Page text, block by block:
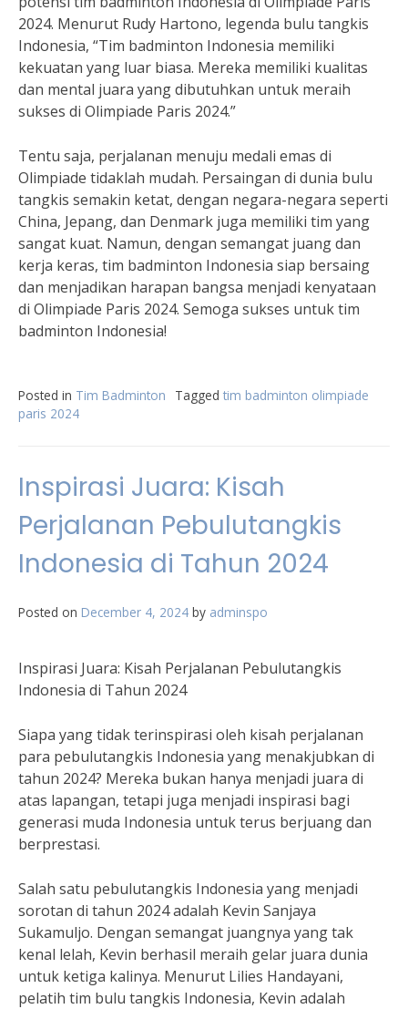
2024. Menurut Rudy Hartono, legenda bulu tangkis
Indonesia, “Tim badminton Indonesia memiliki
kekuatan yang luar biasa. Mereka memiliki kualitas
dan mental juara yang dibutuhkan untuk meraih
sukses di Olimpiade Paris 2024.”
Tentu saja, perjalanan menuju medali emas di
Olimpiade tidaklah mudah. Persaingan di dunia bulu
tangkis semakin ketat, dengan negara-negara seperti
China, Jepang, dan Denmark juga memiliki tim yang
sangat kuat. Namun, dengan semangat juang dan
kerja keras, tim badminton Indonesia siap bersaing
dan menjadikan harapan bangsa menjadi kenyataan
di Olimpiade Paris 2024. Semoga sukses untuk tim
badminton Indonesia!
Posted in Tim Badminton Tagged tim badminton olimpiade
paris 2024
Inspirasi Juara: Kisah
Perjalanan Pebulutangkis
Indonesia di Tahun 2024
Posted on December 4, 2024 by adminspo
Inspirasi Juara: Kisah Perjalanan Pebulutangkis
Indonesia di Tahun 2024
Siapa yang tidak terinspirasi oleh kisah perjalanan
para pebulutangkis Indonesia yang menakjubkan di
tahun 2024? Mereka bukan hanya menjadi juara di
atas lapangan, tetapi juga menjadi inspirasi bagi
generasi muda Indonesia untuk terus berjuang dan
berprestasi.
Salah satu pebulutangkis Indonesia yang menjadi
sorotan di tahun 2024 adalah Kevin Sanjaya
Sukamuljo. Dengan semangat juangnya yang tak
kenal lelah, Kevin berhasil meraih gelar juara dunia
untuk ketiga kalinya. Menurut Lilies Handayani,
pelatih tim bulu tangkis Indonesia, Kevin adalah